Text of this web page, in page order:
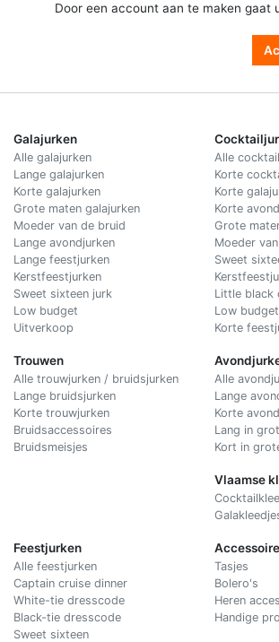
Door een account aan te maken gaat
Galajurken
Alle galajurken
Lange galajurken
Korte galajurken
Grote maten galajurken
Moeder van de bruid
Lange avondjurken
Lange feestjurken
Kerstfeestjurken
Sweet sixteen jurk
Low budget
Uitverkoop
Trouwen
Alle trouwjurken / bruidsjurken
Lange bruidsjurken
Korte trouwjurken
Bruidsaccessoires
Bruidsmeisjes
Alle
Korte
Korte
Korte
Grote
Moeder
Sweet
Little black
Low
Korte
Alle
Lange
Korte
Lang in
Kort in
Vlaamse
Feestjurken
Alle feestjurken
Captain cruise dinner
White-tie dresscode
Black-tie dresscode
Sweet sixteen
Tasjes
Bolero's
Heren
Handige